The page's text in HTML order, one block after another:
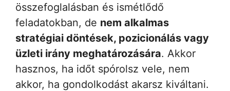
összefoglalásban és ismétlődő
feladatokban, de nem alkalmas
stratégiai döntések, pozicionálás vagy
üzleti irány meghatározására. Akkor
hasznos, ha időt spórolsz vele, nem
akkor, ha gondolkodást akarsz kiváltani.